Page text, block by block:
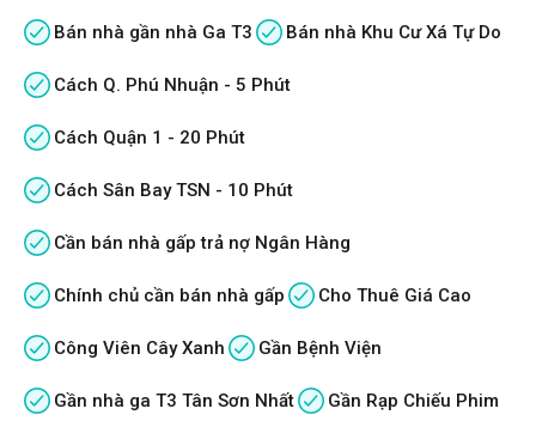
Bán nhà gần nhà Ga T3 Bán nhà Khu Cư Xá Tự Do
Cách Q. Phú Nhuận - 5 Phút
Cách Quận 1 - 20 Phút
Cách Sân Bay TSN - 10 Phút
Cần bán nhà gấp trả nợ Ngân Hàng
Chính chủ cần bán nhà gấp Cho Thuê Giá Cao
Công Viên Cây Xanh Gần Bệnh Viện
Gần nhà ga T3 Tân Sơn Nhất Gần Rạp Chiếu Phim